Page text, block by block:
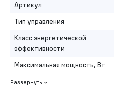
Артикул
Тип управления
Класс энергетической
эффективности
Максимальная мощность, Вт
Развернуть